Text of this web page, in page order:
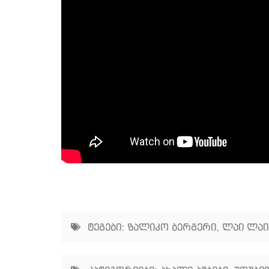
ტეგები: ზალიკო ბერგერი, ლაი ლაი